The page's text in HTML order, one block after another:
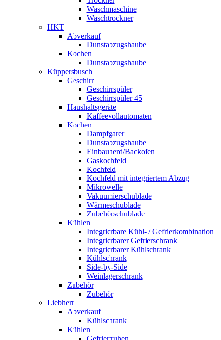
Waschmaschine
Waschtrockner
HKT
Abverkauf
Dunstabzugshaube
Kochen
Dunstabzugshaube
Küppersbusch
Geschirr
Geschirrspüler
Geschirrspüler 45
Haushaltsgeräte
Kaffeevollautomaten
Kochen
Dampfgarer
Dunstabzugshaube
Einbauherd/Backofen
Gaskochfeld
Kochfeld
Kochfeld mit integriertem Abzug
Mikrowelle
Vakuumierschublade
Wärmeschublade
Zubehörschublade
Kühlen
Integrierbare Kühl- / Gefrierkombination
Integrierbarer Gefrierschrank
Integrierbarer Kühlschrank
Kühlschrank
Side-by-Side
Weinlagerschrank
Zubehör
Zubehör
Liebherr
Abverkauf
Kühlschrank
Kühlen
Gefriertruhen